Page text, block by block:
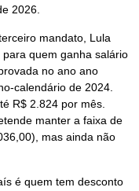
2026.
mandato, Lula
quem ganha salário
no ano ano
calendário de 2024.
R$ 2.824 por mês.
manter a faixa de
mas ainda não
é quem tem desconto